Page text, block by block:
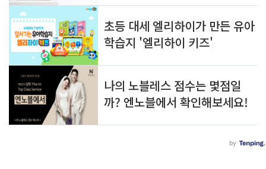
있
는
정
보
를
공
유
니